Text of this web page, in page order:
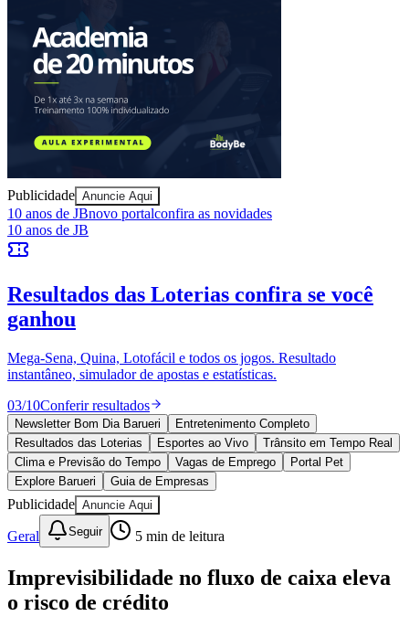
Sport
Publicidade Anuncie Aqui
10 anos de JBnovo portalconfira as novidades